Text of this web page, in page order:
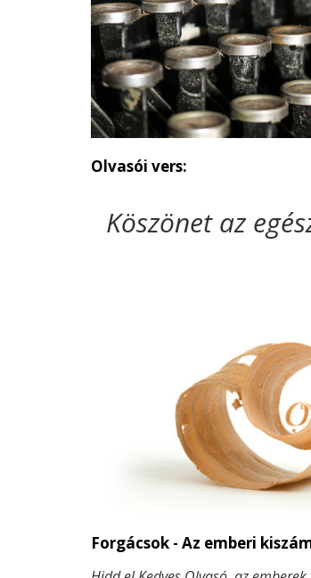
Olvasói vers:
Köszönet az
Forgácsok - Az emberi